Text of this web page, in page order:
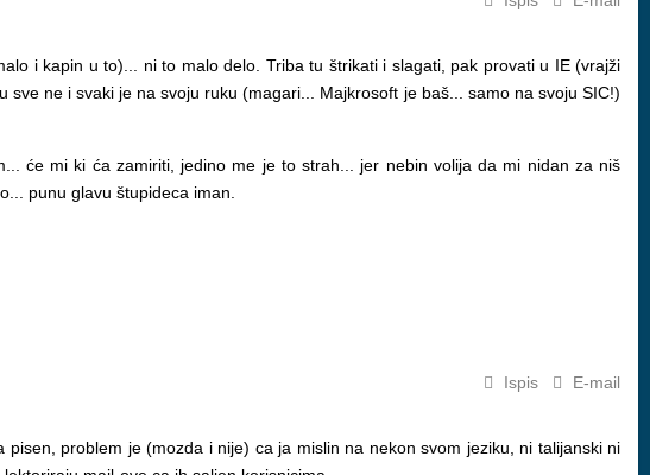
i kapin u to)... ni to malo delo. Triba tu štrikati i slagati, pak provati u IE (vrajži
ne i svaki je na svoju ruku (magari... Majkrosoft je baš... samo na svoju SIC!)
će mi ki ća zamiriti, jedino me je to strah... jer nebin volija da mi nidan za niš
punu glavu štupideca iman.
Ispis E-mail
problem je (mozda i nije) ca ja mislin na nekon svom jeziku, ni talijanski ni